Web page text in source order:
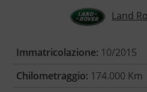
Land
Immatricolazione: 10/2015
Chilometraggio: 174.000 Km